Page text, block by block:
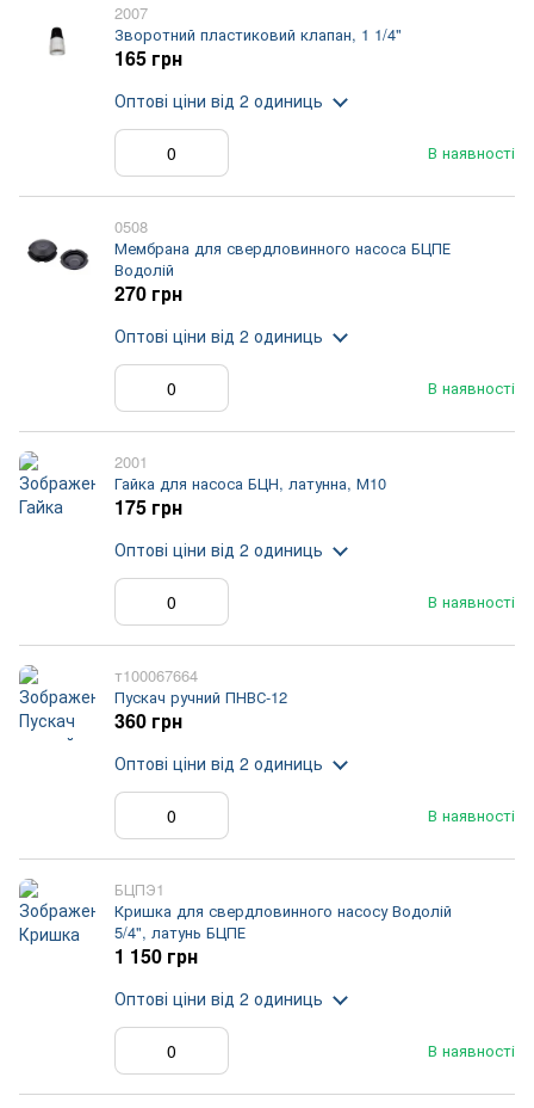
2007
Зворотний пластиковий клапан, 1 1/4"
В наявності
165 грн
Оптові ціни від 2 одиниць
0508
Мембрана для свердловинного насоса БЦПЕ
Водолій
В наявності
270 грн
Оптові ціни від 2 одиниць
2001
Гайка для насоса БЦН, латунна, М10
В наявності
175 грн
Оптові ціни від 2 одиниць
т100067664
Пускач ручний ПНВС-12
В наявності
360 грн
Оптові ціни від 2 одиниць
БЦПЭ1
Кришка для свердловинного насосу Водолій
5/4", латунь БЦПЕ
В наявності
1 150 грн
Оптові ціни від 2 одиниць